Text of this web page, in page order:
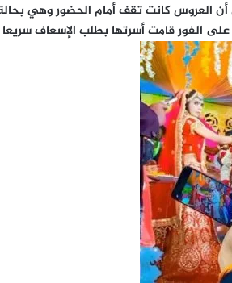
العروس كانت تقف أمام الحضور وهي
على الفور قامت أسرتها بطلب الإسعاف